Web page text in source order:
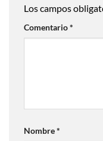
Los campos
Comentario*
Nombre*